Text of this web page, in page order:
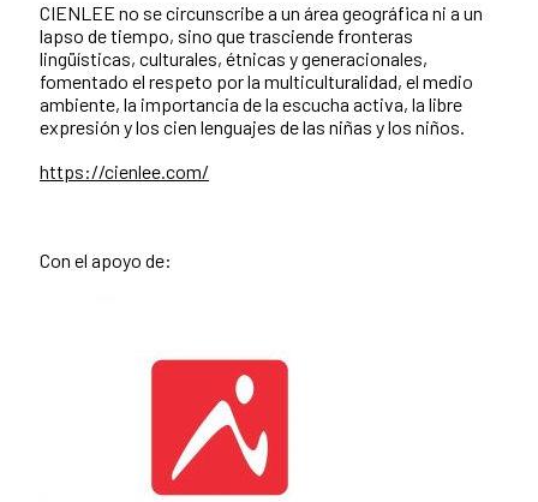
CIENLEE no se circunscribe a un área geográfica ni a un
lapso de tiempo, sino que trasciende fronteras
lingüísticas, culturales, étnicas y generacionales,
fomentado el respeto por la multiculturalidad, el medio
ambiente, la importancia de la escucha activa, la libre
expresión y los cien lenguajes de las niñas y los niños.
https://cienlee.com/
Con el apoyo de: